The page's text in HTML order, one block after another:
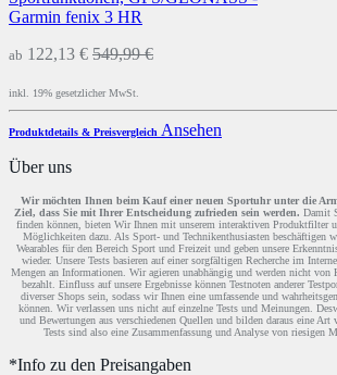
Garmin fenix 3 HR
ab 122,13 € 549,99 €
inkl. 19% gesetzlicher MwSt.
Produktdetails & Preisvergleich Ansehen
Über uns
Wir möchten Ihnen beim Kauf einer neuen Sportuhr unter die
Ziel, dass Sie mit Ihrer Entscheidung zufrieden sein werden. Damit
finden können, bieten Wir Ihnen mit unserem interaktiven Produktfilter
Möglichkeiten dazu. Als Sport- und Technikenthusiasten beschäftigen
Wearables für den Bereich Sport und Freizeit und geben unsere
wieder. Unsere Tests basieren auf einer sorgfältigen Recherche im
Mengen an Informationen. Wir agieren unabhängig und werden nicht von
bezahlt. Einfluss auf unsere Ergebnisse können Testnoten anderer
diverser Shops sein, sodass wir Ihnen eine umfassende und
können. Wir verlassen uns nicht auf einzelne Tests und Meinungen.
und Bewertungen aus verschiedenen Quellen und bilden daraus eine
Tests sind also eine Zusammenfassung und Analyse von riesigen
*Info zu den Preisangaben